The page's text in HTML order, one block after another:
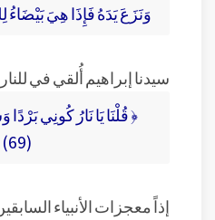
وَنَزَعَ يَدَهُ فَإِذَا هِيَ بَيْضَاءُ
سيدنا إبراهيم أُلقي في
﴿ قُلْنَا يَا نَارُ كُونِي
(69) ﴾
إذاً معجزات الأنبياء